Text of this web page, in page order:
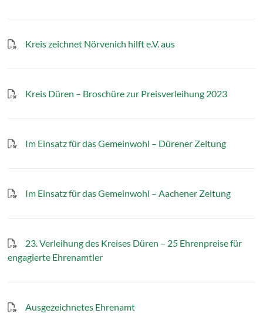
Kreis zeichnet Nörvenich hilft e.V. aus
Kreis Düren – Broschüre zur Preisverleihung 2023
Im Einsatz für das Gemeinwohl – Dürener Zeitung
Im Einsatz für das Gemeinwohl – Aachener Zeitung
23. Verleihung des Kreises Düren – 25 Ehrenpreise für
engagierte Ehrenamtler
Ausgezeichnetes Ehrenamt